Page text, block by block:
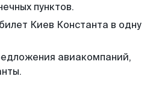
пунктов.
Киев Константа в одну
авиакомпаний,